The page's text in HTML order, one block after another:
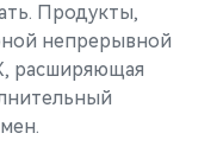
Продукты,
непрерывной
расширяющая